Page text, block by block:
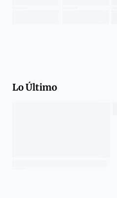
Lo Último